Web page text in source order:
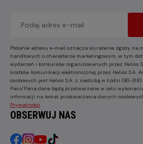
Podanie adresu e-mail oznacza wyrażenie zgody na
handlowych o charakterze marketingowym, w tym
wydarzeń i konkursów organizowanych przez Helios
środków komunikacji elektronicznej przez Helios S.A.
osobowych jest Helios S.A. z siedzibą w Łodzi (90-
Pani/Pana dane będą przetwarzane w celu
informacji na temat przetwarzania danych
Prywatności
OBSERWUJ NAS